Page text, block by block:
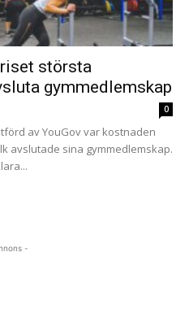
största
gymmedlemskap
0
av YouGov var kostnaden
avslutade sina gymmedlemskap.
-